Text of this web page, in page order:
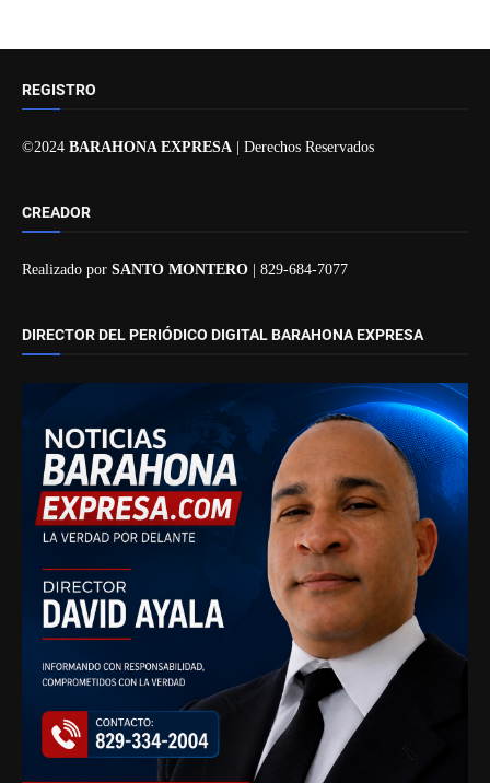
REGISTRO
©2024 BARAHONA EXPRESA | Derechos Reservados
CREADOR
Realizado por SANTO MONTERO | 829-684-7077
DIRECTOR DEL PERIÓDICO DIGITAL BARAHONA EXPRESA